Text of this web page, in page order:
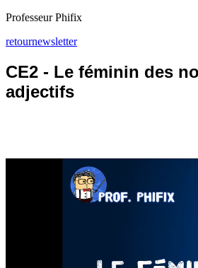
Professeur Phifix
retournewsletter
CE2 - Le féminin des
adjectifs